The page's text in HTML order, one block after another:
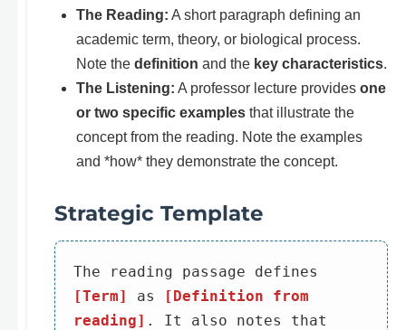
The Reading: A short paragraph defining an
academic term, theory, or biological process.
Note the definition and the key characteristics.
The Listening: A professor lecture provides one
or two specific examples that illustrate the
concept from the reading. Note the examples
and *how* they demonstrate the concept.
Strategic Template
The reading passage defines
[Term]
as
[Definition from
reading] . It also notes that